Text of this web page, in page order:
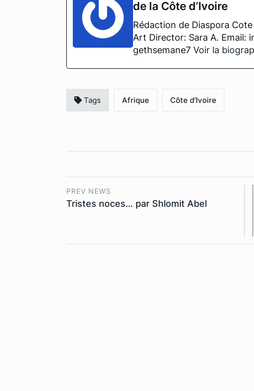
de la Côte d’Ivoire
Rédaction de Diaspora
Art Director: Sara A. Email:
gethsemane7 Voir la
Tags Afrique Côte d'Ivoire
PREV NEWS
Tristes noces… par Shlomit Abel